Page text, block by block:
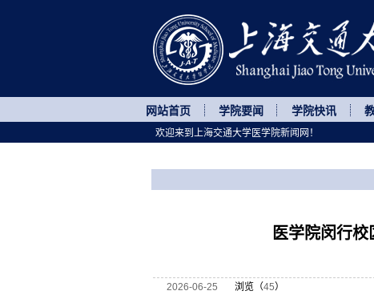
网站首页 学院要闻 学院快讯
医学院闵行
2026-06-25 浏览（45）
欢迎来到上海交通大学医学院新闻网！